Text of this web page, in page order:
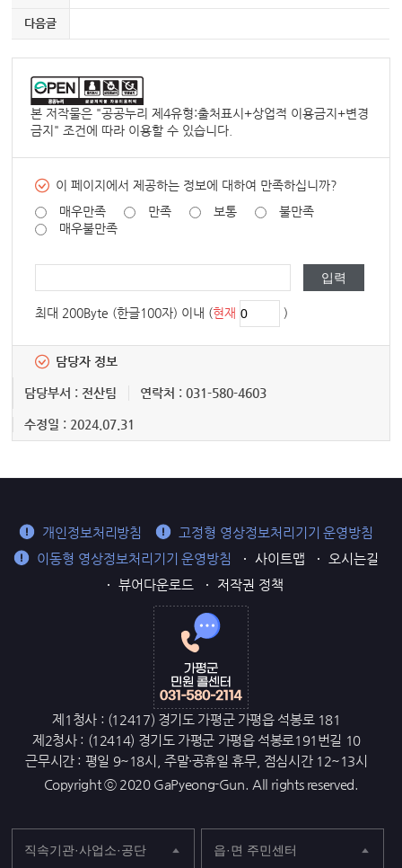
다음글
본 저작물은 "공공누리 제4유형:출처표시+상업적 이용금지+변경
금지 " 조건에 따라 이용할 수 있습니다.
이 페이지에서 제공하는 정보에 대하여 만족하십니까?
매우만족
만족 보통
불만족
매우불만족
최대 200Byte (한글100자) 이내 (현재 )
담당자 정보
담당부서 : 전산팀 연락처 : 031-580-4603
수정일 : 2024.07.31
개인정보처리방침
고정형 영상정보처리기기 운영방침
이동형 영상정보처리기기 운영방침
사이트맵
오시는길
뷰어다운로드
저작권 정책
제1청사 : (12417) 경기도 가평군 가평읍 석봉로 181
제2청사 : (12414) 경기도 가평군 가평읍 석봉로191번길 10
근무시간 : 평일 9~18시, 주말·공휴일 휴무, 점심시간 12~13시
Copyright ⓒ 2020 GaPyeong-Gun. All rights reserved.
직속기관·사업소·공단 읍·면 주민센터